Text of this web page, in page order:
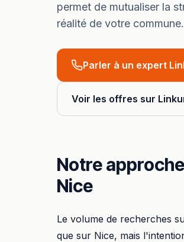
permet de mutualiser la
réalité de votre commune.
Parler à un expert
Voir les offres sur
Notre
Nice
Le volume de recherches
que sur Nice, mais